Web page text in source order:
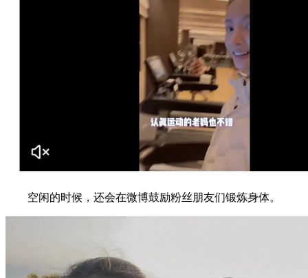
空闲的时候，还会在微博鼓励粉丝朋友们锻炼身体。